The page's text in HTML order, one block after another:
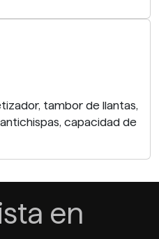
tambor de llantas,
capacidad de
en